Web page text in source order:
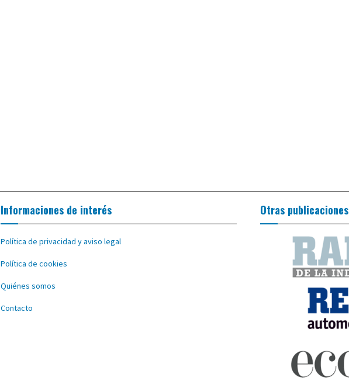
Informaciones de interés
Política de privacidad y aviso legal
Política de cookies
Quiénes somos
Contacto
Otras publicaciones